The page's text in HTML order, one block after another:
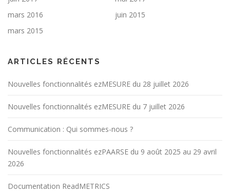
mars 2016
juin 2015
mars 2015
ARTICLES RÉCENTS
Nouvelles fonctionnalités ezMESURE du 28 juillet 2026
Nouvelles fonctionnalités ezMESURE du 7 juillet 2026
Communication : Qui sommes-nous ?
Nouvelles fonctionnalités ezPAARSE du 9 août 2025 au 29 avril
2026
Documentation ReadMETRICS